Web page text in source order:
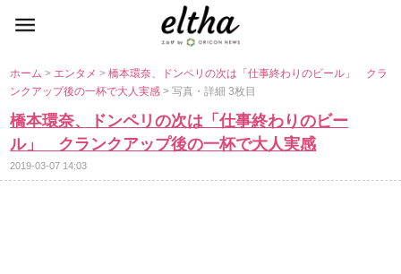
ホーム> エンタメ>橋本環奈、ドンペリの次は「仕事終わりのビール」 クラ
ンクアップ後の一杯で大人実感> 写真・詳細 3枚目
橋本環奈、ドンペリの次は「仕事終わりのビー
ル」 クランクアップ後の一杯で大人実感
2019-03-07 14:03